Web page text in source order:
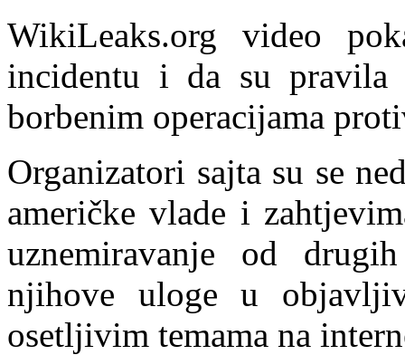
WikiLeaks.org video
incidentu i da su pravila
borbenim operacijama
Organizatori sajta su se
američke vlade i
uznemiravanje od
njihove uloge u
osetljivim temama na